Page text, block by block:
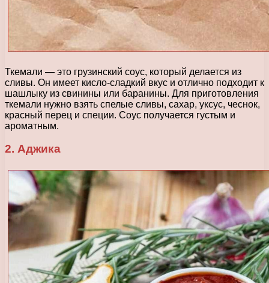
Ткемали — это грузинский соус, который делается из
сливы. Он имеет кисло-сладкий вкус и отлично подходит к
шашлыку из свинины или баранины. Для приготовления
ткемали нужно взять спелые сливы, сахар, уксус, чеснок,
красный перец и специи. Соус получается густым и
ароматным.
2. Аджика